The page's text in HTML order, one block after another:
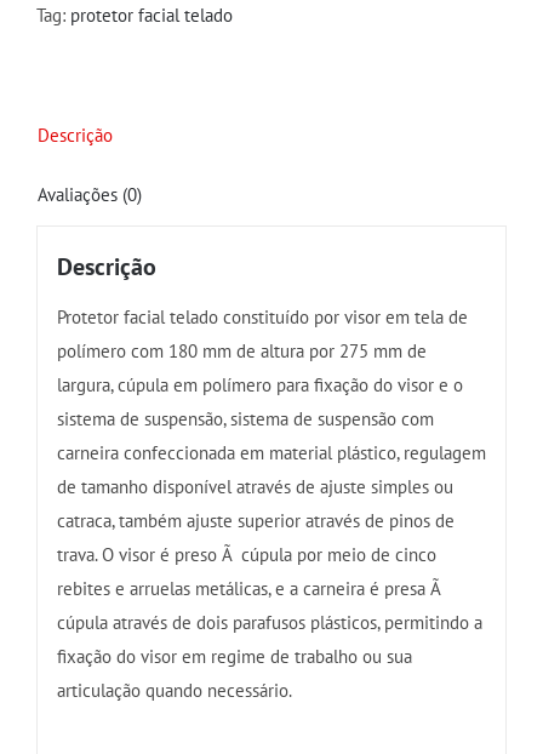
quantidade
Tag: protetor facial telado
Descrição
Avaliações (0)
Descrição
Protetor facial telado constituído por visor em tela de
polímero com 180 mm de altura por 275 mm de
largura, cúpula em polímero para fixação do visor e o
sistema de suspensão, sistema de suspensão com
carneira confeccionada em material plástico, regulagem
de tamanho disponível através de ajuste simples ou
catraca, também ajuste superior através de pinos de
trava. O visor é preso Ã cúpula por meio de cinco
rebites e arruelas metálicas, e a carneira é presa Ã
cúpula através de dois parafusos plásticos, permitindo a
fixação do visor em regime de trabalho ou sua
articulação quando necessário.